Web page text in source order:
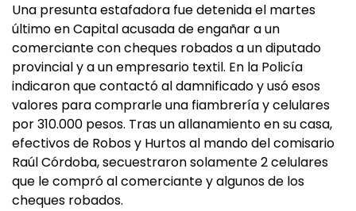
Una presunta estafadora fue detenida el martes
último en Capital acusada de engañar a un
comerciante con cheques robados a un diputado
provincial y a un empresario textil. En la Policía
indicaron que contactó al damnificado y usó esos
valores para comprarle una fiambrería y celulares
por 310.000 pesos. Tras un allanamiento en su casa,
efectivos de Robos y Hurtos al mando del comisario
Raúl Córdoba, secuestraron solamente 2 celulares
que le compró al comerciante y algunos de los
cheques robados.